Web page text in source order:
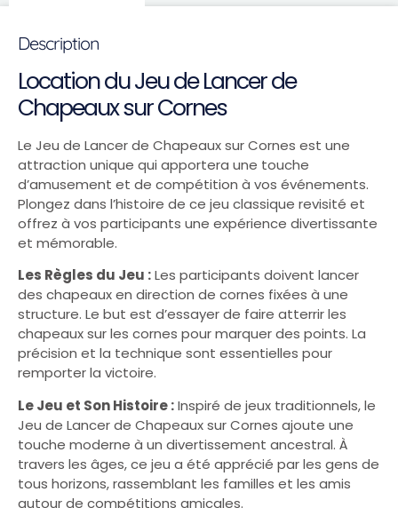
Description
Location du Jeu de Lancer de
Chapeaux sur Cornes
Le Jeu de Lancer de Chapeaux sur Cornes est une
attraction unique qui apportera une touche
d’amusement et de compétition à vos événements.
Plongez dans l’histoire de ce jeu classique revisité et
offrez à vos participants une expérience divertissante
et mémorable.
Les Règles du Jeu :Les participants doivent lancer
des chapeaux en direction de cornes fixées à une
structure. Le but est d’essayer de faire atterrir les
chapeaux sur les cornes pour marquer des points. La
précision et la technique sont essentielles pour
remporter la victoire.
Le Jeu et Son Histoire :Inspiré de jeux traditionnels, le
Jeu de Lancer de Chapeaux sur Cornes ajoute une
touche moderne à un divertissement ancestral. À
travers les âges, ce jeu a été apprécié par les gens de
tous horizons, rassemblant les familles et les amis
autour de compétitions amicales.